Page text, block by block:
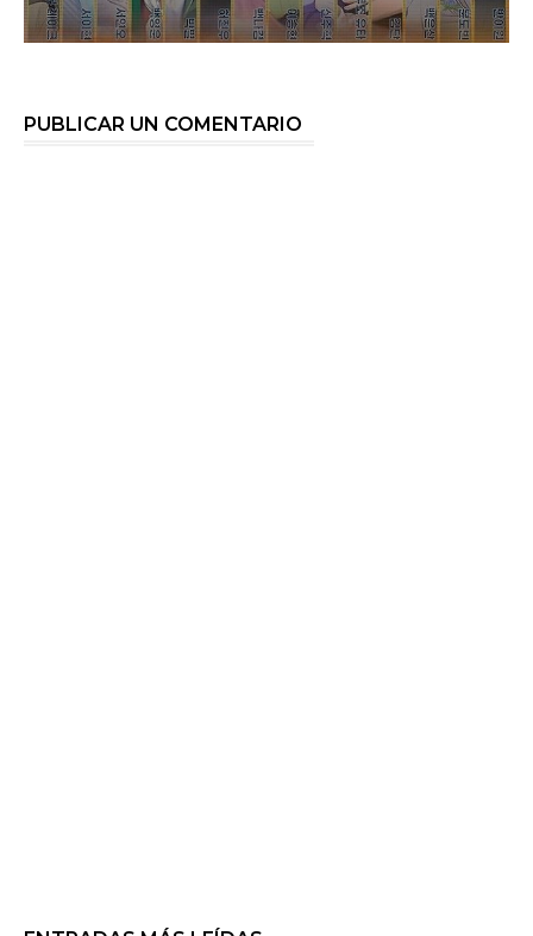
PUBLICAR UN COMENTARIO